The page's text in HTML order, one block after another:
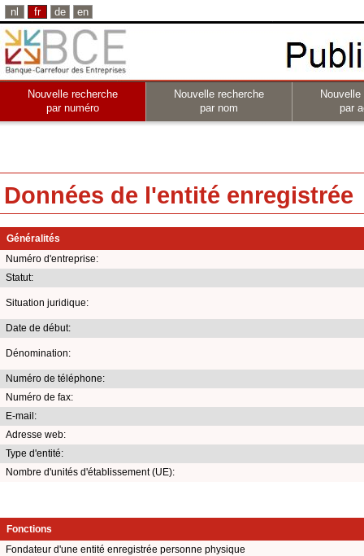
nl fr de en
Nouvelle recherche
par numéro
Nouvelle recherche
par nom
par
Données de l'entité enregistrée
Généralités
Numéro d'entreprise:
Statut:
Situation juridique:
Date de début:
Dénomination:
Numéro de téléphone:
Numéro de fax:
E-mail:
Adresse web:
Type d'entité:
Nombre d'unités d'établissement (UE):
Fonctions
Fondateur d'une entité enregistrée personne physique